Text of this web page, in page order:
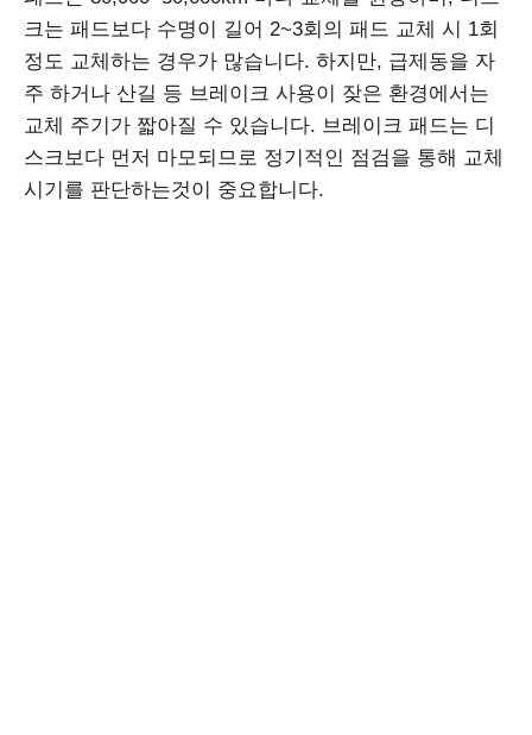
크는 패드보다 수명이 길어 2~3회의 패드 교체 시 1회
정도 교체하는 경우가 많습니다. 하지만, 급제동을 자
주 하거나 산길 등 브레이크 사용이 잦은 환경에서는
교체 주기가 짧아질 수 있습니다. 브레이크 패드는 디
스크보다 먼저 마모되므로 정기적인 점검을 통해 교체
시기를 판단하는것이 중요합니다.